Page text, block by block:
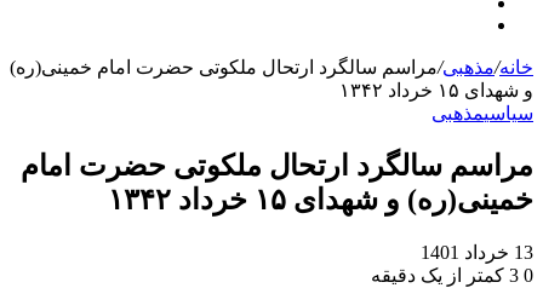
خانه/مذهبی/مراسم سالگرد ارتحال ملکوتی حضرت امام خمینی(ره)
و شهدای ۱۵ خرداد ۱۳۴۲
سیاسیمذهبی
مراسم سالگرد ارتحال ملکوتی حضرت امام
خمینی(ره) و شهدای ۱۵ خرداد ۱۳۴۲
13 خرداد 1401
0
کمتر از یک دقیقه